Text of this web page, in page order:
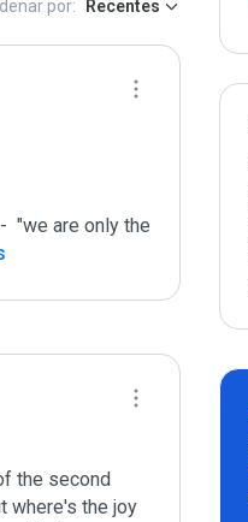
por: Recentes
"we are only the
the second
where's the joy